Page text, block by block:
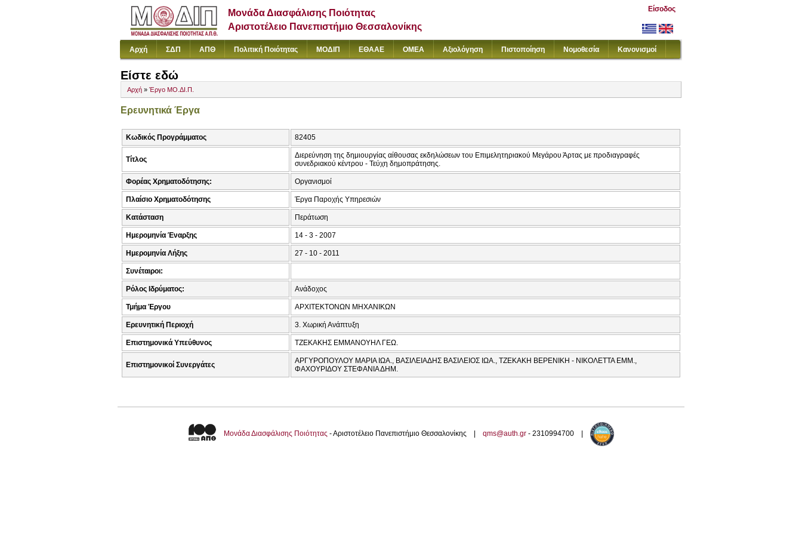
Μονάδα Διασφάλισης Ποιότητας
Αριστοτέλειο Πανεπιστήμιο Θεσσαλονίκης
Είσοδος
Αρχή ΣΔΠ ΑΠΘ Πολιτική Ποιότητας ΜΟΔΙΠ ΕΘΑΑΕ ΟΜΕΑ Αξιολόγηση Πιστοποίηση Νομοθεσία Κανονισμοί
Είστε εδώ
Αρχή » Έργο ΜΟ.ΔΙ.Π.
Ερευνητικά Έργα
Κωδικός Προγράμματος 82405
Τίτλος
Διερεύνηση της δημιουργίας αίθουσας εκδηλώσεων του Επιμελητηριακού Μεγάρου Άρτας με προδιαγραφές
συνεδριακού κέντρου - Τεύχη δημοπράτησης.
Φορέας Χρηματοδότησης: Οργανισμοί
Πλαίσιο Χρηματοδότησης Έργα Παροχής Υπηρεσιών
Κατάσταση Περάτωση
Ημερομηνία Έναρξης 14 - 3 - 2007
Ημερομηνία Λήξης 27 - 10 - 2011
Συνέταιροι:
Ρόλος Ιδρύματος: Ανάδοχος
Τμήμα Έργου ΑΡΧΙΤΕΚΤΟΝΩΝ ΜΗΧΑΝΙΚΩΝ
Ερευνητική Περιοχή 3. Χωρική Ανάπτυξη
Επιστημονικά Υπεύθυνος ΤΖΕΚΑΚΗΣ ΕΜΜΑΝΟΥΗΛ ΓΕΩ.
Επιστημονικοί Συνεργάτες
ΑΡΓΥΡΟΠΟΥΛΟΥ ΜΑΡΙΑ ΙΩΑ., ΒΑΣΙΛΕΙΑΔΗΣ ΒΑΣΙΛΕΙΟΣ ΙΩΑ., ΤΖΕΚΑΚΗ ΒΕΡΕΝΙΚΗ - ΝΙΚΟΛΕΤΤΑ ΕΜΜ.,
ΦΑΧΟΥΡΙΔΟΥ ΣΤΕΦΑΝΙΑ ΔΗΜ.
Μονάδα Διασφάλισης Ποιότητας - Αριστοτέλειο Πανεπιστήμιο Θεσσαλονίκης | qms@auth.gr - 2310994700 |